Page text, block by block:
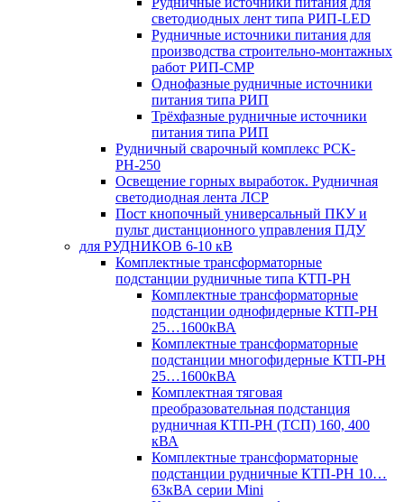
светодиодных лент типа РИП-LED
Рудничные источники питания для
производства строительно-монтажных
работ РИП-СМР
Однофазные рудничные источники
питания типа РИП
Трёхфазные рудничные источники
питания типа РИП
Рудничный сварочный комплекс РСК-
РН-250
Освещение горных выработок. Рудничная
светодиодная лента ЛСР
Пост кнопочный универсальный ПКУ и
пульт дистанционного управления ПДУ
для РУДНИКОВ 6-10 кВ
Комплектные трансформаторные
подстанции рудничные типа КТП-РН
Комплектные трансформаторные
подстанции однофидерные КТП-РН
25…1600кВА
Комплектные трансформаторные
подстанции многофидерные КТП-РН
25…1600кВА
Комплектная тяговая
преобразовательная подстанция
рудничная КТП-РН (ТСП) 160, 400
кВА
Комплектные трансформаторные
подстанции рудничные КТП-РН 10…
63кВА серии Mini